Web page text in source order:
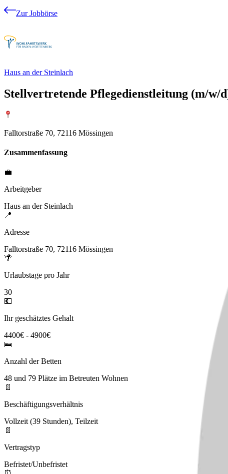
Zur Jobbörse
Haus an der Steinlach
Stellvertretende Pflegedienstleitung (m/w/
Falltorstraße 70, 72116 Mössingen
Zusammenfassung
💼
Arbeitgeber
Haus an der Steinlach
📍
Adresse
Falltorstraße 70, 72116 Mössingen
🌴
Urlaubstage pro Jahr
30
💶
Ihr geschätztes Gehalt
4400€ - 4900€
🛌
Anzahl der Betten
48 und 79 Plätze im Betreuten Wohnen
📄
Beschäftigungsverhältnis
Vollzeit (39 Stunden), Teilzeit
📄
Vertragstyp
Befristet/Unbefristet